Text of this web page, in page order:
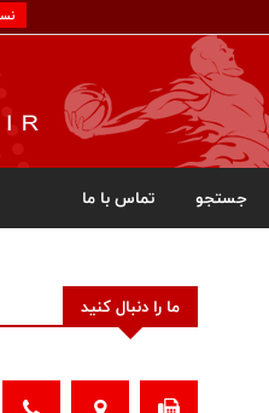
جستجو تماس با ما
ما را دنبال کنید